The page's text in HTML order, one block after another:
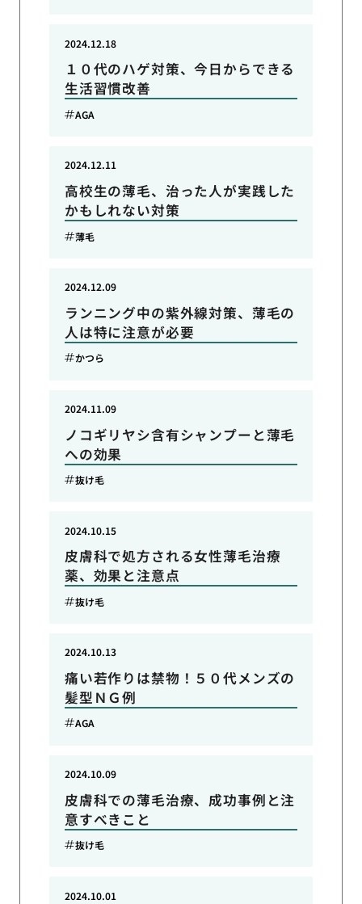
１０代のハゲ対策、今日からできる
生活習慣改善
2024.12.18
AGA
高校生の薄毛、治った人が実践した
かもしれない対策
2024.12.11
薄毛
ランニング中の紫外線対策、薄毛の
人は特に注意が必要
2024.12.09
かつら
ノコギリヤシ含有シャンプーと薄毛
への効果
2024.11.09
抜け毛
皮膚科で処方される女性薄毛治療
薬、効果と注意点
2024.10.15
抜け毛
痛い若作りは禁物！５０代メンズの
髪型ＮＧ例
2024.10.13
AGA
皮膚科での薄毛治療、成功事例と注
意すべきこと
2024.10.09
抜け毛
2024.10.01